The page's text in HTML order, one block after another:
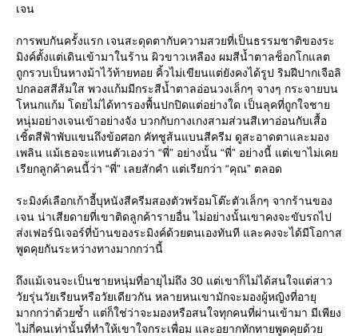
เจน
การพบกันครั้งแรก เจนสะดุดตากับความสวยที่เป็นธรรมชาติของระ
มิงค์ตั้งแต่เดินเข้ามาในร้าน ผิวขาวเหลือง ผมสีน้ำตาลช็อกโกแลต
ถูกรวบเป็นหางม้าไว้ท้ายทอย คิ้วไม่เขียนแต่ยังคงได้รูป ริมฝีปากเจือลิ
ปกลอสสีส้มใส พวงแก้มมีกระสีน้ำตาลอ่อนวงเล็กๆ จางๆ กระจายบน
หนกแก้ม โดยไม่ได้ทารองพื้นปกปิดแต่อย่างใด เป็นลุคที่ถูกใจชา
หนุ่มอย่างเจนเข้าอย่างจัง บวกกับกางเกงสามส่วนสีเทาอ่อนกับเสื้อ
เชิ้ตสีฟ้าพับแขนถึงข้อศอก คัทชูส้นแบนสีครีม ดูสะอาดตาและมอง
เพลิน แม้เธอจะแทนตัวเองว่า “พี่” อย่างนั้น “พี่” อย่างนี้ แต่เขาไม่เค
เรียกลูกค้าคนนี้ว่า “พี่” เลยสักคำ แต่เรียกว่า “คุณ” ตลอด
ระมิงค์เลือกเก้าอี้บุหนังสีครีมสองตัวพร้อมโต๊ะตัวเล็กๆ จากร้านของ
เจน น่าเสียดายที่เขาติดลูกค้ารายอื่น ไม่อย่างนั้นเขาคงจะขับรถไป
ส่งเฟอร์นิเจอร์ที่บ้านของระมิงค์ด้วยตนเองทันที และคงจะได้มีโอกาส
พูดคุยกันระหว่างทางมากกว่านี้
ถึงแม้เจนจะเป็นชายหนุ่มที่อายุไม่ถึง 30 แต่เขาก็ไม่ได้สนใจแต่สาว
วัยรุ่นวัยเรียนหรือวัยเดียวกัน หลายหนเขามักจะมองผู้หญิงที่อายุ
มากกว่าด้วยซ้ำ แต่ก็ใช่ว่าจะมองหรือสนใจทุกคนที่ผ่านเข้ามา มีเพียง
ไม่กี่คนเท่านั้นที่ทำให้เขาใจกระเพื่อม และอยากทักทายพูดคุยด้ว